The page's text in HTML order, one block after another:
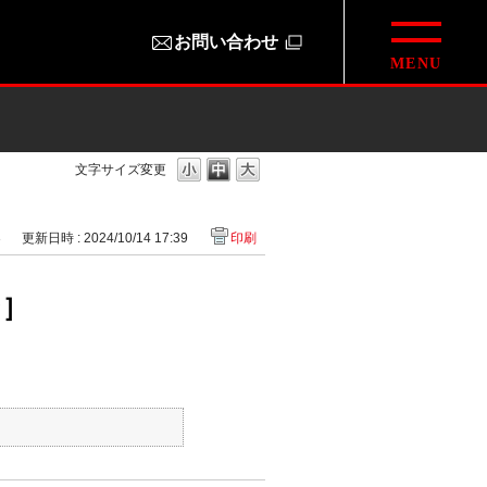
お問い合わせ
文字サイズ変更
更新日時 : 2024/10/14 17:39 印刷